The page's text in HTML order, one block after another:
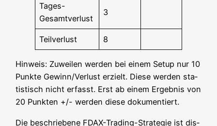
Tages-
Gesamt­ver­lust
3
Teil­ver­lust 8
Hin­weis: Zuwei­len wer­den bei einem Set­up nur 10
Punk­te Gewinn/Verlust erzielt. Die­se wer­den sta­
tis­tisch nicht erfasst. Erst ab einem Ergeb­nis von
20 Punk­ten +/- wer­den die­se dokumentiert.
Die beschrie­be­ne FDAX-Tra­ding-Stra­te­gie ist dis­